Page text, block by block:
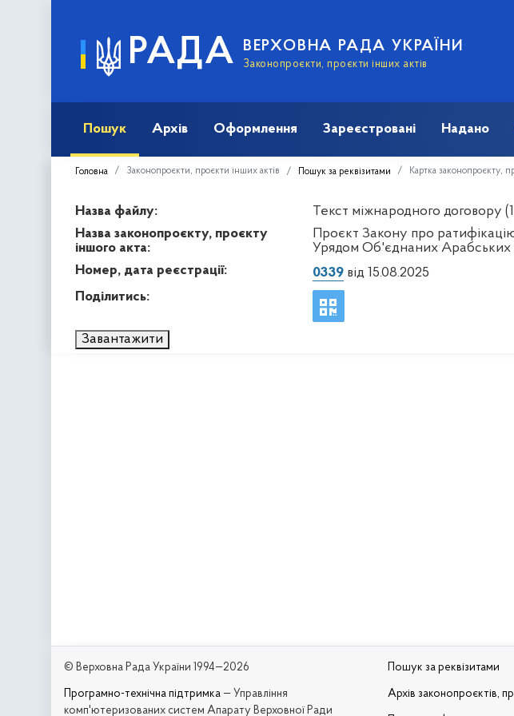
РАДА ВЕРХОВНА РАДА УКРАЇНИ
Законопроєкти, проєкти інших актів
Пошук Архів Оформлення Зареєстровані Надано
Головна Законопроєкти, проєкти інших актів Пошук за реквізитами Картка законопроєкту,
Назва файлу:
Текст міжнародного договору
Назва законопроєкту, проєкту
іншого акта:
Проєкт Закону про
Урядом Об'єднаних Арабських
Номер, дата реєстрації:
0339від 15.08.2025
Поділитись:
Завантажити
© Верховна Рада України 1994—2026
Програмно-технічна підтримка — Управління
комп'ютеризованих систем Апарату Верховної Ради
Пошук за реквізитами
Архів законопроєктів,